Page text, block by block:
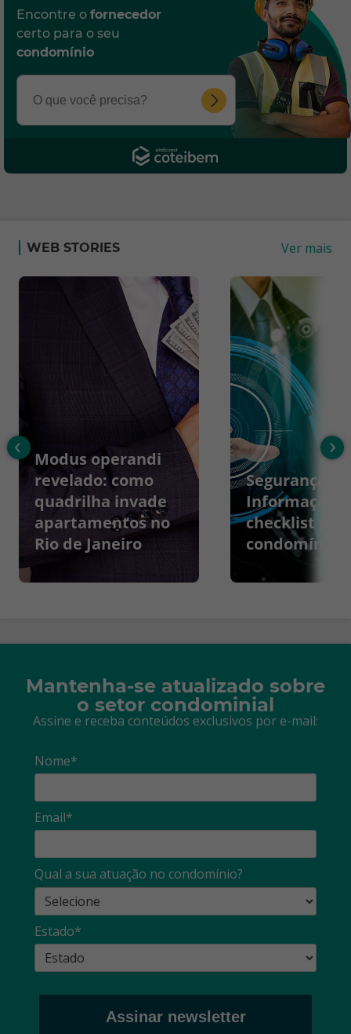
Encontre o fornecedor
certo para o seu
condomínio
WEB STORIES Ver mais
Modus operandi
revelado: como
quadrilha invade
apartamentos no
Rio de Janeiro
Segurança da
Informação:
checklist
condomínios
‹ ›
Mantenha-se atualizado sobre
o setor condominial
Assine e receba conteúdos exclusivos por e-mail:
Nome*
Email*
Qual a sua atuação no condomínio?
Estado*
Assinar newsletter